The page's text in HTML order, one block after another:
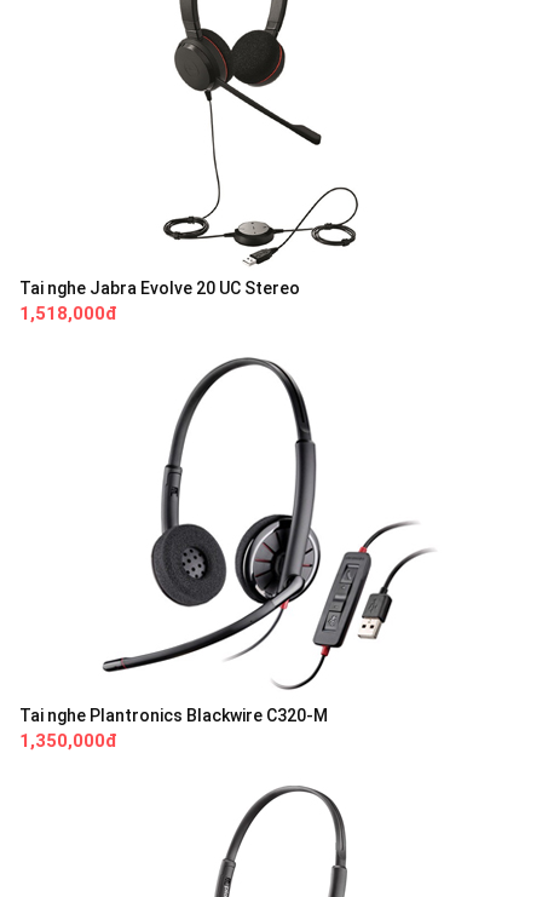
Tai nghe Jabra Evolve 20 UC Stereo
1,518,000đ
Tai nghe Plantronics Blackwire C320-M
1,350,000đ